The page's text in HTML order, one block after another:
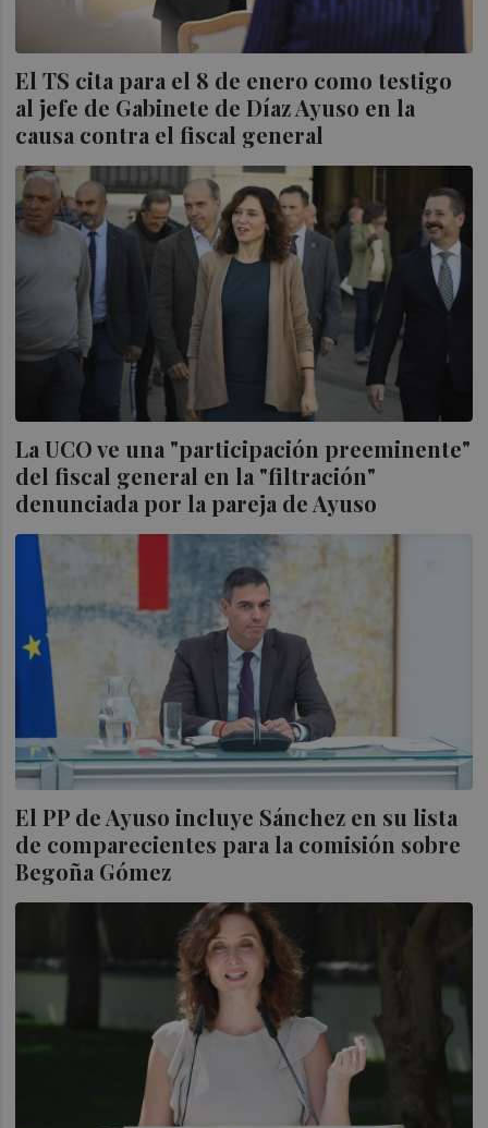
El TS cita para el 8 de enero como testigo
al jefe de Gabinete de Díaz Ayuso en la
causa contra el fiscal general
La UCO ve una "participación preeminente"
del fiscal general en la "filtración"
denunciada por la pareja de Ayuso
El PP de Ayuso incluye Sánchez en su lista
de comparecientes para la comisión sobre
Begoña Gómez